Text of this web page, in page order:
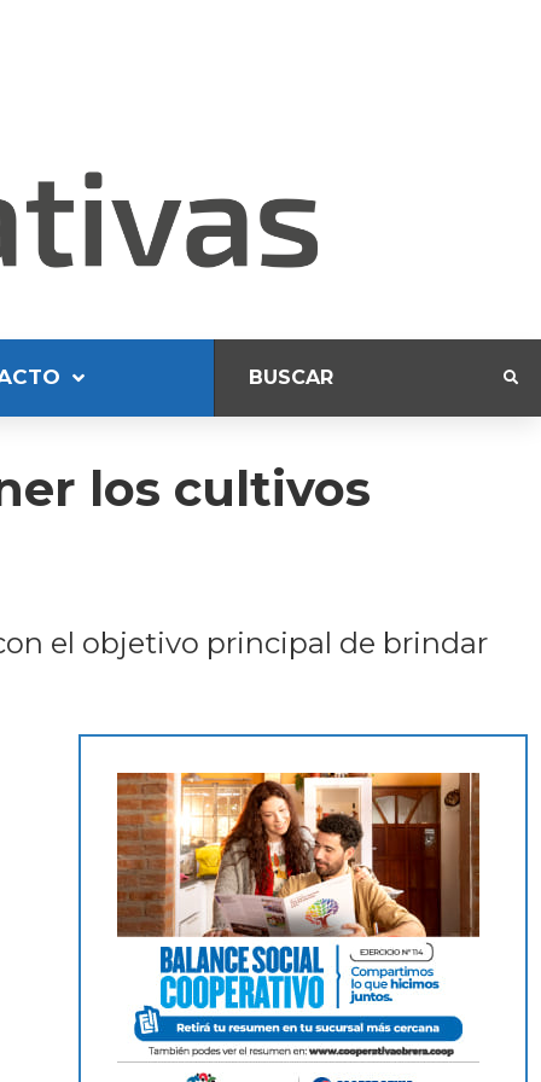
los cultivos
el objetivo principal de brindar